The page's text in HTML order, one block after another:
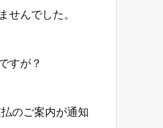
せんでした。
すが？
のご案内が通知